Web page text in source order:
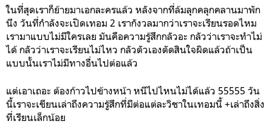
ในที่สุดเราก็ย้ายมาเอกละครแล้ว หลังจากที่ล้มลุกคลุกคลานมาพัก
นึง วันที่กำลังจะเปิดเทอม 2 เรากังวลมากว่าเราจะเรียนรอดไหม
เรามาแบบไม่มีใครเลย มันคือความรู้สึกกลัวอะ กลัวว่าเราจะทำไม่
ได้ กลัวว่าเราจะเรียนไม่ไหว กลัวตัวเองตัดสินใจผิดแล้วถ้าเป็น
แบบนั้นเราไม่มีทางอื่นไปต่อแล้ว
แต่เอาเถอะ ต้องก้าวไปข้างหน้า หนีไปไหนไม่ได้แล้ว 55555 วัน
นี้เราจะเขียนเล่าถึงความรู้สึกที่มีต่อแต่ละวิชาในเทอมนี้ +เล่าถึงสิ่ง
ที่เรียนเล็กน้อย